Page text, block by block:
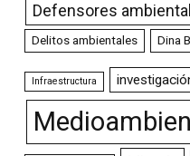
Defensores
Delitos ambientales Dina
Infraestructura